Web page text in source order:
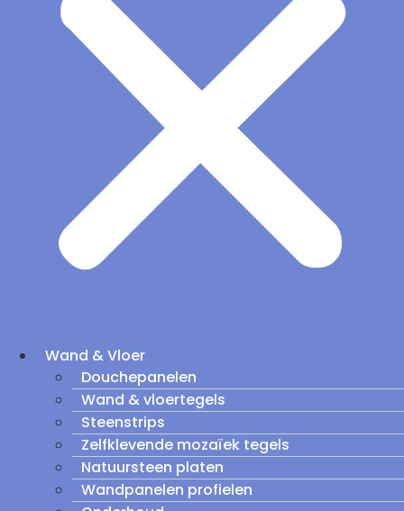
Wand & Vloer
Douchepanelen
Wand & vloertegels
Steenstrips
Zelfklevende mozaïek tegels
Natuursteen platen
Wandpanelen profielen